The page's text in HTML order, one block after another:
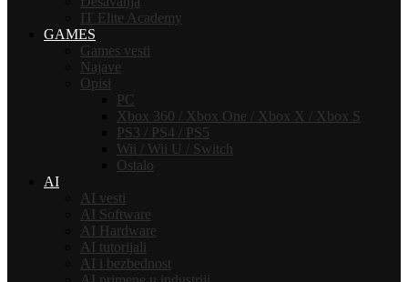
IT Elite Academy
GAMES
Games vesti
Najave
Opisi
PC
Xbox 360 / Xbox One / Xbox X / Xbox S
PS3 / PS4 / PS5
Wii / Wii U / Switch
Ostalo
AI
AI vesti
AI Software
AI Hardware
AI tutorijali
AI i bezbednost